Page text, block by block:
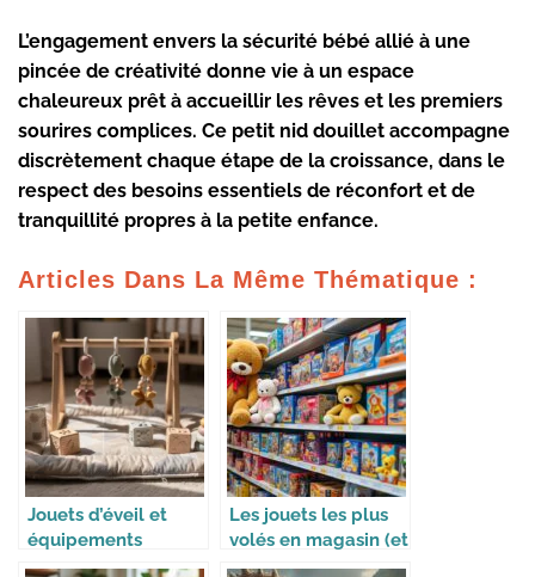
L’engagement envers la sécurité bébé allié à une
pincée de créativité donne vie à un espace
chaleureux prêt à accueillir les rêves et les premiers
sourires complices. Ce petit nid douillet accompagne
discrètement chaque étape de la croissance, dans le
respect des besoins essentiels de réconfort et de
tranquillité propres à la petite enfance.
Articles Dans La Même Thématique :
Jouets d’éveil et
équipements
indispensables pour
Les jouets les plus
volés en magasin (et
pourquoi)